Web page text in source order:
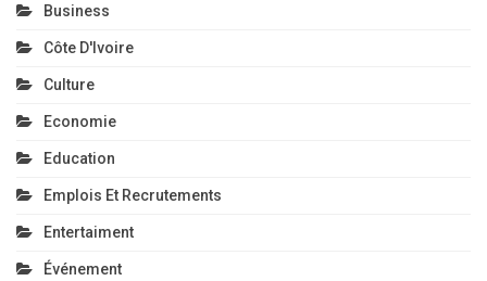
Business
Côte D'Ivoire
Culture
Economie
Education
Emplois Et Recrutements
Entertaiment
Événement